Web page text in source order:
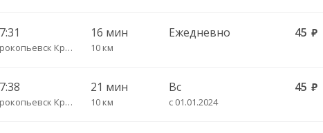
Прокопьевск Красный Углекоп
16 мин
10 км
Ежедневно 45 руб.
Прокопьевск Красный Углекоп
21 мин
10 км
Вс
с 01.01.2024
45 руб.